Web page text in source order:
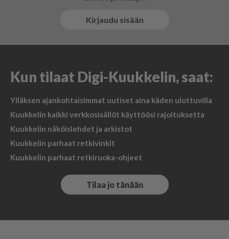
Kirjaudu sisään
Kun tilaat Digi-Kuukkelin, saat:
Ylläksen ajankohtaisimmat uutiset aina käden ulottuvilla
Kuukkelin kaikki verkkosisällöt käyttöösi rajoituksetta
Kuukkelin näköislehdet ja arkistot
Kuukkelin parhaat retkivinkit
Kuukkelin parhaat retkiruoka-ohjeet
Tilaa jo tänään